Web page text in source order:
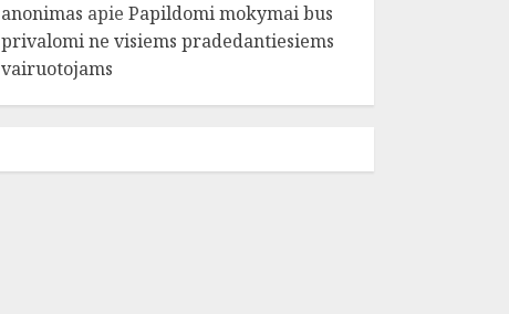
anonimas apiePapildomi mokymai bus
privalomi ne visiems pradedantiesiems
vairuotojams